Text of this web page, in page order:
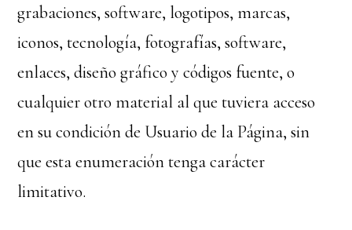
grabaciones, software, logotipos, marcas,
iconos, tecnología, fotografías, software,
enlaces, diseño gráfico y códigos fuente, o
cualquier otro material al que tuviera acceso
en su condición de Usuario de la Página, sin
que esta enumeración tenga carácter
limitativo.